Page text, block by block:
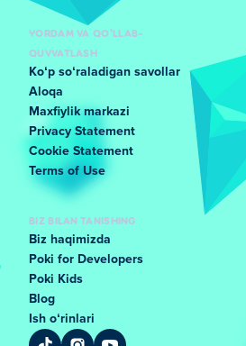
YORDAM VA QO'LLAB-
QUVVATLASH
Koʻp soʻraladigan savollar
Aloqa
Maxfiylik markazi
Privacy Statement
Cookie Statement
Terms of Use
BIZ BILAN TANISHING
Biz haqimizda
Poki for Developers
Poki Kids
Blog
Ish oʻrinlari